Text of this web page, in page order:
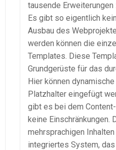
tausende
Es gibt so eigentlich
Ausbau des
werden können die
Templates. Diese
Grundgerüste für das
Hier können
Platzhalter eingefügt
gibt es bei dem
keine Einschränkungen.
mehrsprachigen
integriertes System,